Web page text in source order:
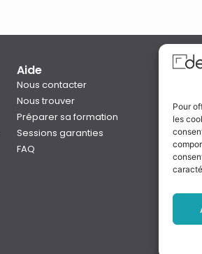
Pour
les
Aide
Nous contacter
Nous trouver
Préparer sa formation
Sessions garanties
FAQ